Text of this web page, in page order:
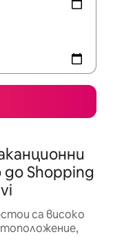
Shopping
са високо